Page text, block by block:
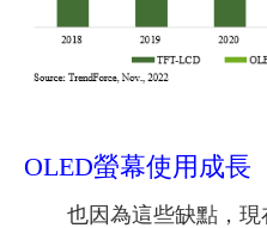
OLED螢幕使用成長
也因為這些缺點，